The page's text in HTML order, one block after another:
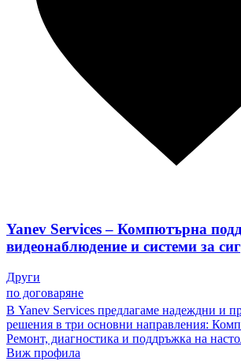
Yanev Services – Компютърна
видеонаблюдение и системи за
Други
по договаряне
В Yanev Services предлагаме надеждни и
решения в три основни направления:
Ремонт, диагностика и поддръжка на
Виж профила